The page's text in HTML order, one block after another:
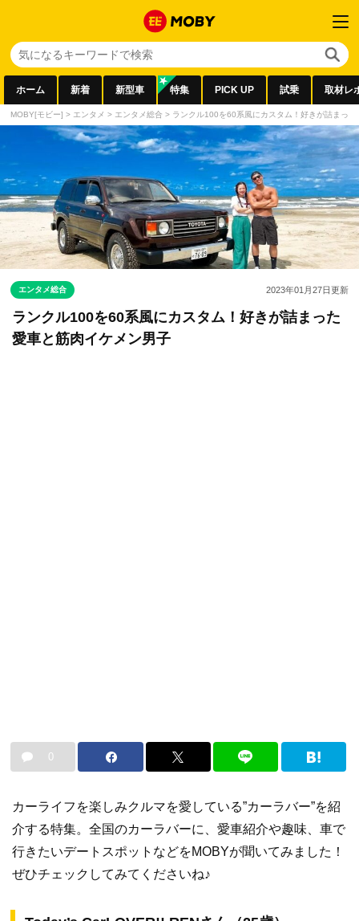
ホーム 新着 新型車 特集 PICK UP 試乗 取材レ
MOBY[モビー] > エンタメ > エンタメ総合 > ランクル100を60系風にカスタム！好きが詰まっ
エンタメ総合 2023年01月27日更新
ランクル100を60系風にカスタム！好きが詰まった
愛車と筋肉イケメン男子
0
カーライフを楽しみクルマを愛している”カーラバー”を紹
介する特集。全国のカーラバーに、愛車紹介や趣味、車で
行きたいデートスポットなどをMOBYが聞いてみました！
ぜひチェックしてみてくださいね♪